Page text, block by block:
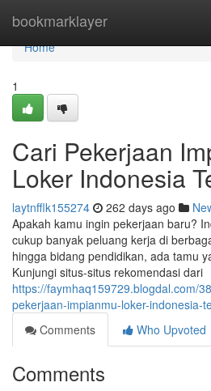
bookmarklayer
Home
Home
1
Cari Pekerjaan
Loker Indonesia
laytnfflk155274 262 days ago
Apakah kamu ingin pekerjaan baru?
cukup banyak peluang kerja di
hingga bidang pendidikan, ada tamu
Kunjungi situs-situs rekomendasi dari
https://faymhaq159729.blogdal.com/
pekerjaan-impianmu-loker-indonesia-
Comments
Who Upvoted
Comments